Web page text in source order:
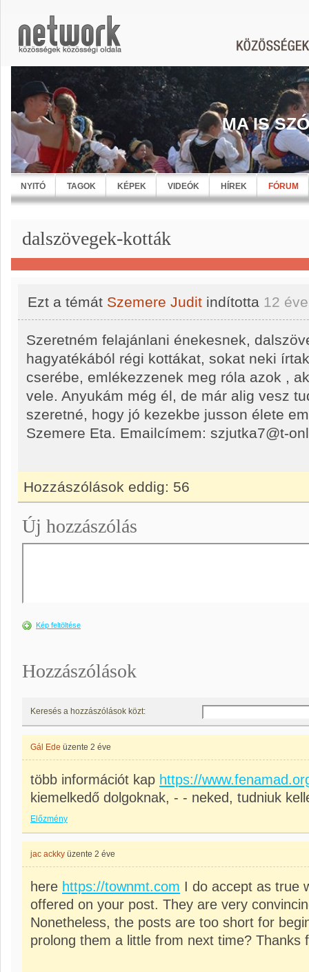
MA IS
NYITÓ TAGOK KÉPEK VIDEÓK HÍREK FÓRUM
dalszövegek-kották
Ezt a témát Szemere Judit indította 12 éve
Szeretném felajánlani énekesnek,
hagyatékából régi kottákat, sokat neki
cserébe, emlékezzenek meg róla azok ,
vele. Anyukám még él, de már alig vesz
szeretné, hogy jó kezekbe jusson élete
Szemere Eta. Emailcímem: szjutka7@t-
Hozzászólások eddig: 56
Új hozzászólás
Kép feltöltése
Hozzászólások
Keresés a hozzászólások közt:
Gál Ede üzente 2 éve
több információt kap https://
kiemelkedő dolgoknak, - - neked, tudniuk
Előzmény
jac ackky üzente 2 éve
here https://townmt.com I do accept as true
offered on your post. They are very
Nonetheless, the posts are too short for
prolong them a little from next time? Thanks